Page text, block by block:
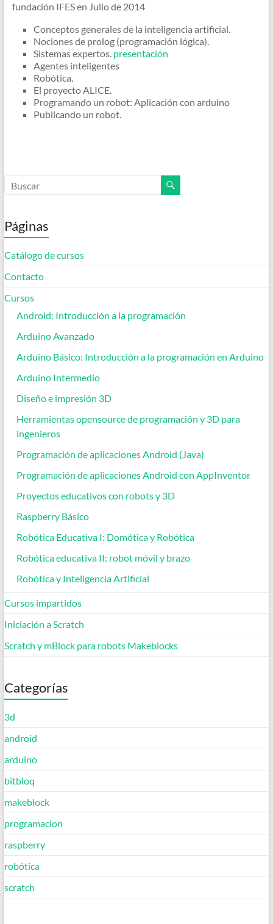
fundación IFES en Julio de 2014
Conceptos generales de la inteligencia artificial.
Nociones de prolog (programación lógica).
Sistemas expertos. presentación
Agentes inteligentes
Robótica.
El proyecto ALICE.
Programando un robot: Aplicación con arduino
Publicando un robot.
Páginas
Catálogo de cursos
Contacto
Cursos
Android: Introducción a la programación
Arduino Avanzado
Arduino Básico: Introducción a la programación en Arduino
Arduino Intermedio
Diseño e impresión 3D
Herramientas opensource de programación y 3D para
ingenieros
Programación de aplicaciones Android (Java)
Programación de aplicaciones Android con AppInventor
Proyectos educativos con robots y 3D
Raspberry Básico
Robótica Educativa I: Domótica y Robótica
Robótica educativa II: robot móvil y brazo
Robótica y Inteligencia Artificial
Cursos impartidos
Iniciación a Scratch
Scratch y mBlock para robots Makeblocks
Categorías
3d
android
arduino
bitbloq
makeblock
programacion
raspberry
robótica
scratch